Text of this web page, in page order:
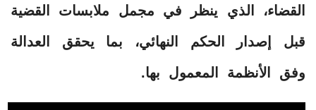
القضاء، الذي ينظر في مجمل ملابسات القضية
قبل إصدار الحكم النهائي، بما يحقق العدالة
وفق الأنظمة المعمول بها.